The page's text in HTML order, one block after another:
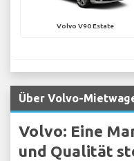
Volvo V90 Estate
Über Volvo-
Volvo: Eine
und Qualität